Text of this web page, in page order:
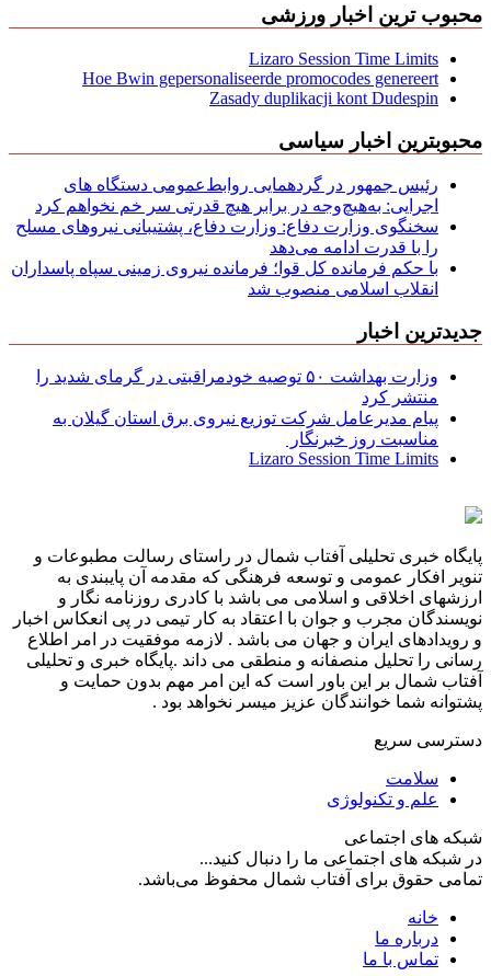
محبوب ترین اخبار ورزشی
Lizaro Session Time Limits
Hoe Bwin gepersonaliseerde promocodes genereert
Zasady duplikacji kont Dudespin
محبوبترین اخبار سیاسی
رئیس جمهور در گردهمایی روابط‌عمومی دستگاه های
اجرایی: به‌هیچ‌وجه در برابر هیچ قدرتی سر خم نخواهم کرد
سخنگوی وزارت دفاع: وزارت دفاع، پشتیبانی نیرو‌های مسلح
را با قدرت ادامه می‌دهد
با حکم فرمانده کل قوا؛ فرمانده نیروی زمینی سپاه پاسداران
انقلاب اسلامی منصوب شد
جدیدترین اخبار
وزارت بهداشت ۵۰ توصیه خودمراقبتی در گرمای شدید را
منتشر کرد
پیام مدیرعامل شركت توزیع نیروی برق استان گیلان به
مناسبت روز خبرنگار ‌
Lizaro Session Time Limits
پایگاه خبری تحلیلی آفتاب شمال در راستای رسالت مطبوعات و
تنویر افکار عمومی و توسعه فرهنگی که مقدمه آن پایبندی به
ارزشهای اخلاقی و اسلامی می باشد با کادری روزنامه نگار و
نویسندگان مجرب و جوان با اعتقاد به کار تیمی در پی انعکاس اخبار
و رویدادهای ایران و جهان می باشد . لازمه موفقیت در امر اطلاع
رسانی را تحلیل منصفانه و منطقی می داند .پایگاه خبری و تحلیلی
آفتاب شمال بر این باور است که این امر مهم بدون حمایت و
پشتوانه شما خوانندگان عزیز میسر نخواهد بود .
دسترسی سریع
سلامت
علم و تکنولوژی
شبکه های اجتماعی
در شبکه های اجتماعی ما را دنبال کنید...
تمامی حقوق برای آفتاب شمال محفوظ می‌باشد.
خانه
درباره ما
تماس با ما